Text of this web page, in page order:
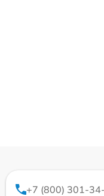
+7 (800) 301-